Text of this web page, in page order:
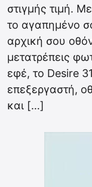
στιγμής τιμή.
το αγαπημένο
αρχική σου
μετατρέπεις
εφέ, το Desire
επεξεργαστή,
και […]